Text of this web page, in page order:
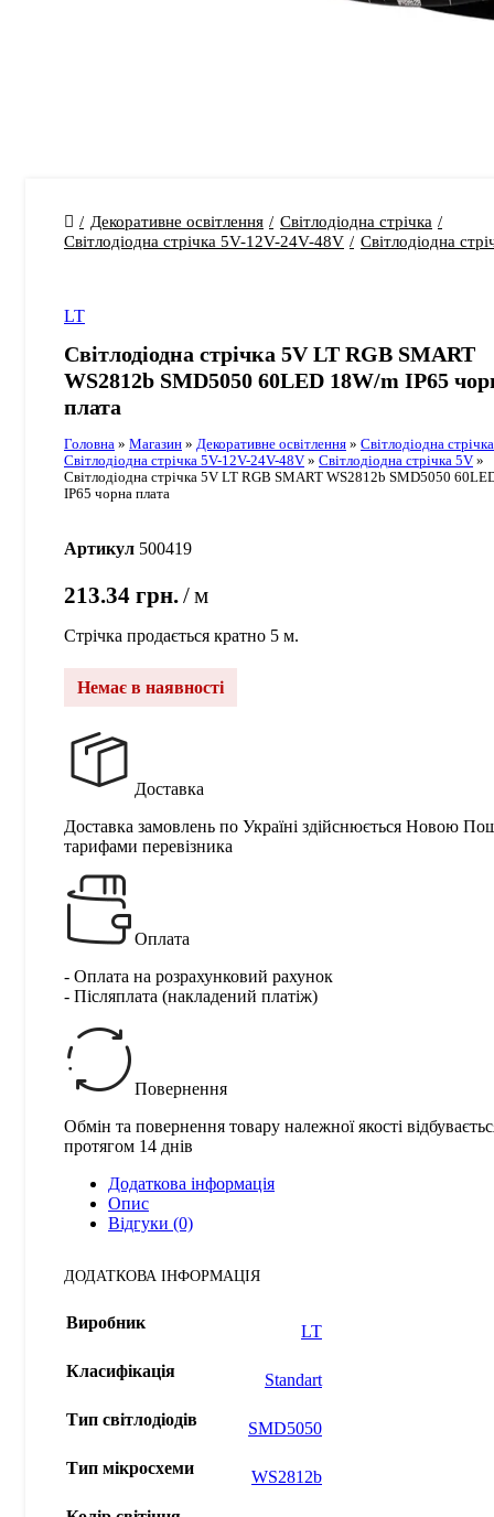
Декоративне освітлення
Світлодіодна стрічка
Світлодіодна стрічка 5V-12V-24V-48V
Світлодіодна
LT
Світлодіодна стрічка 5V LT RGB SMART
WS2812b SMD5050 60LED 18W/m IP65
плата
Головна » Магазин » Декоративне освітлення » Світлодіодна стрічка
Світлодіодна стрічка 5V-12V-24V-48V » Світлодіодна стрічка 5V »
Світлодіодна стрічка 5V LT RGB SMART WS2812b SMD5050
IP65 чорна плата
Артикул 500419
213.34 грн. м
Стрічка продається кратно 5 м.
Немає в наявності
Доставка
Доставка замовлень по Україні здійснюється Новою
тарифами перевізника
Оплата
- Оплата на розрахунковий рахунок
- Післяплата (накладений платіж)
Повернення
Обмін та повернення товару належної якості
протягом 14 днів
Додаткова інформація
Опис
Відгуки (0)
ДОДАТКОВА ІНФОРМАЦІЯ
Виробник LT
Класифікація Standart
Тип світлодіодів SMD5050
Тип мікросхеми WS2812b